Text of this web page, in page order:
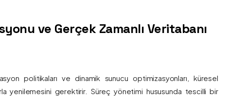
ve Gerçek Zamanlı Veritabanı
politikaları ve dinamik sunucu optimizasyonları, küresel
yenilemesini gerektirir. Süreç yönetimi hususunda tescilli bir